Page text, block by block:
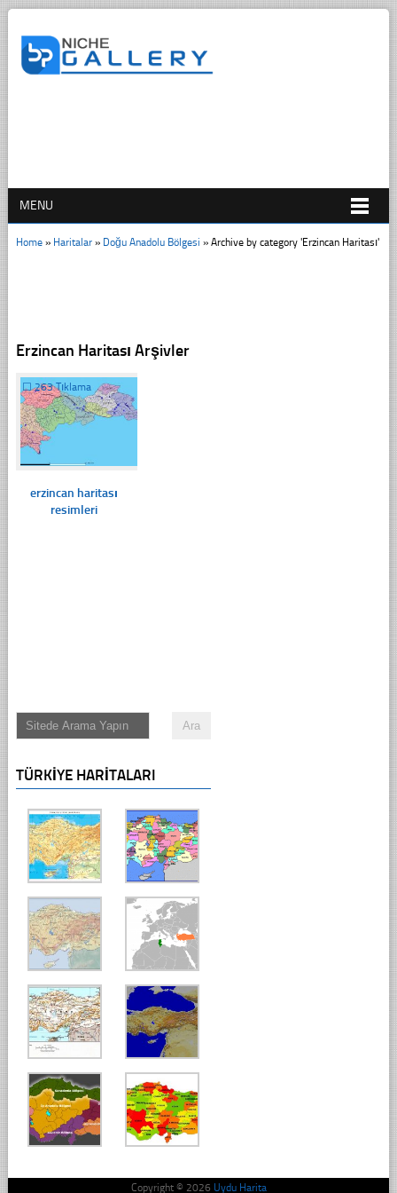
MENU
Home» Haritalar» Doğu Anadolu Bölgesi » Archive by category 'Erzincan Haritası'
Erzincan Haritası Arşivler
☐263 Tıklama
erzincan haritası
resimleri
TÜRKIYE HARITALARI
Copyright © 2026 Uydu Harita